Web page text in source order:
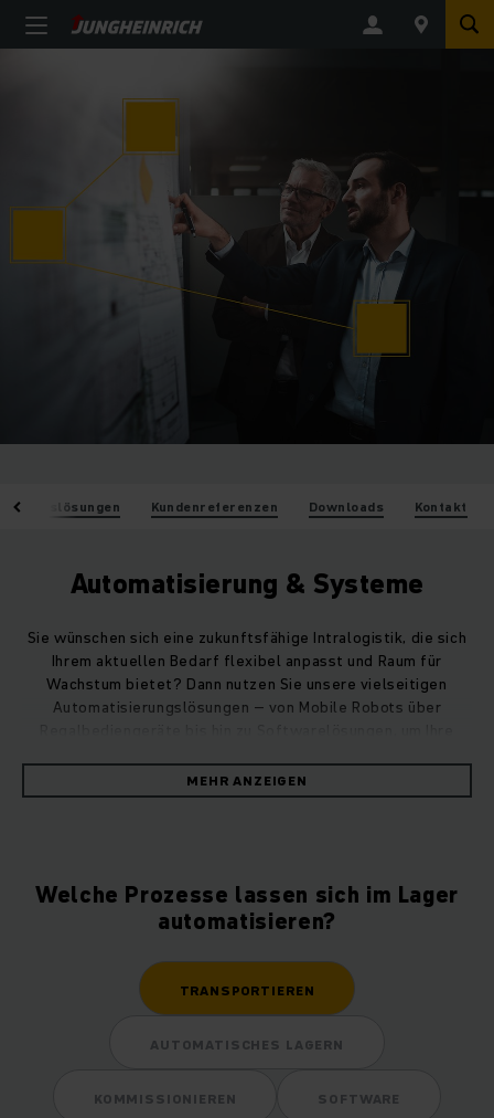
Kundenreferenzen Downloads Kontakt
Automatisierung & Systeme
Sie wünschen sich eine zukunftsfähige Intralogistik, die sich
Ihrem aktuellen Bedarf flexibel anpasst und Raum für
Wachstum bietet? Dann nutzen Sie unsere vielseitigen
Automatisierungslösungen – von Mobile Robots über
wir für Sie ein individuelles Gesamtsystem, das die
Wirtschaftlichkeit in Ihrem Lager ganz automatisch erhöht.
MEHR ANZEIGEN
Welche Prozesse lassen sich im Lager
automatisieren?
TRANSPORTIEREN
AUTOMATISCHES LAGERN
KOMMISSIONIEREN SOFTWARE